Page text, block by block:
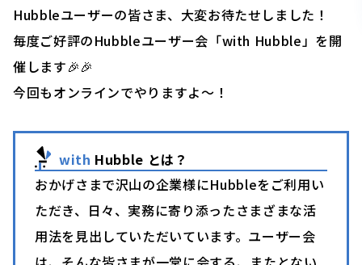
Hubbleユーザーの皆さま、大変お待たせしました！
毎度ご好評のHubbleユーザー会「with Hubble」を開
催します🎉🎉
今回もオンラインでやりますよ〜！
with Hubble とは？
おかげさまで沢山の企業様にHubbleをご利用い
ただき、日々、実務に寄り添ったさまざまな活
用法を見出していただいています。ユーザー会